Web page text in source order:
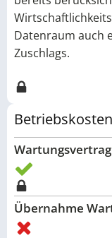
Datenraum auch
Zuschlags.
Betriebskosten
Übernahme